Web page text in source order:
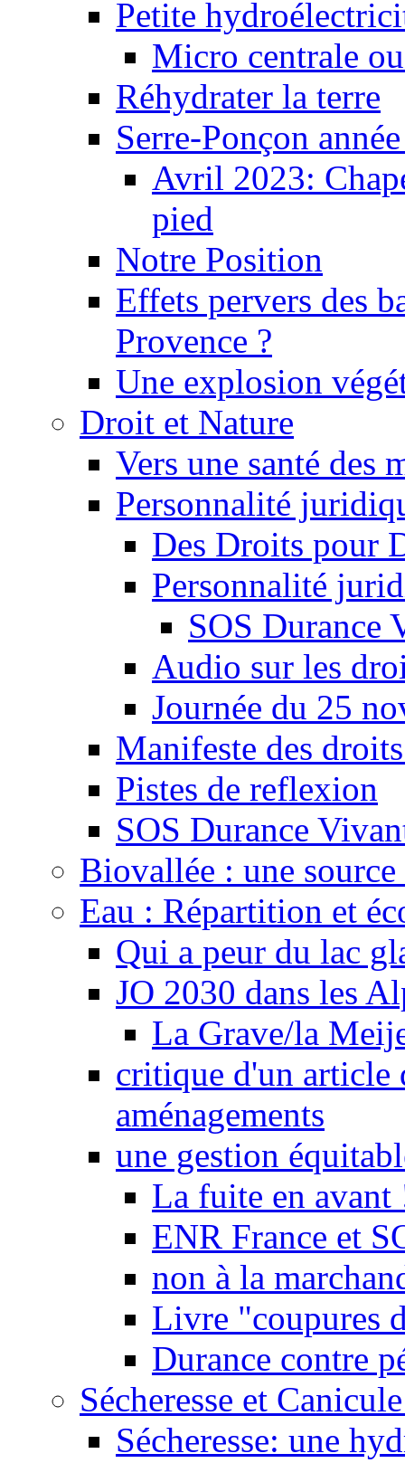
Petite
Micro centrale
Réhydrater la terre
Serre-Ponçon
Avril 2023:
pied
Notre Position
Effets pervers des
Provence ?
Une explosion
Droit et Nature
Vers une santé des
Personnalité
Des Droits pour
Personnalité
SOS Durance
Audio sur les
Journée du 25
Manifeste des
Pistes de reflexion
SOS Durance
Biovallée : une
Eau : Répartition et
Qui a peur du lac
JO 2030 dans les
La Grave/la
critique d'un article
aménagements
une gestion
La fuite en avant
ENR France et
non à la
Livre "coupures
Durance contre
Sécheresse et
Sécheresse: une